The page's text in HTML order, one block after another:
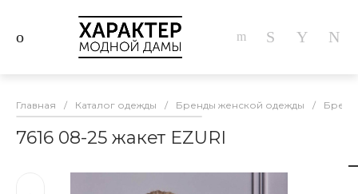
Главная / Каталог одежды / Бренды женской одежды /
7616 08-25 жакет EZURI